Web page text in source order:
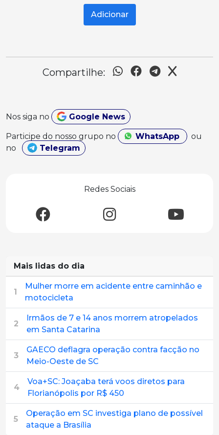
Adicionar
Compartilhe:
Nos siga no Google News
Participe do nosso grupo no WhatsApp
ou
no
Telegram
Redes Sociais
Mais lidas do dia
1
Mulher morre em acidente entre caminhão e
motocicleta
2
Irmãos de 7 e 14 anos morrem atropelados
em Santa Catarina
3
GAECO deflagra operação contra facção no
Meio-Oeste de SC
4
Voa+SC: Joaçaba terá voos diretos para
Florianópolis por R$ 450
5
Operação em SC investiga plano de possível
ataque a Brasília